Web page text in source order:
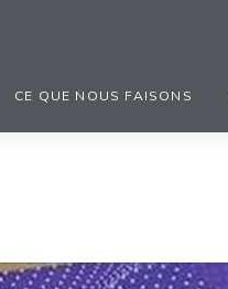
CE QUE NOUS FAISONS